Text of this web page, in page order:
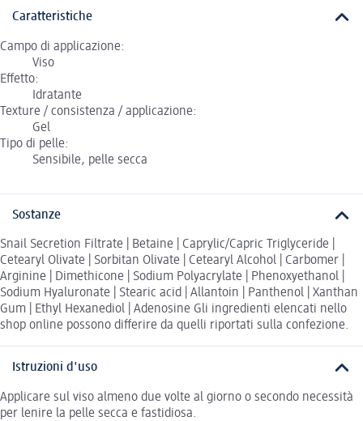
Caratteristiche
Campo di applicazione:
Viso
Effetto:
Idratante
Texture / consistenza / applicazione:
Gel
Tipo di pelle:
Sensibile, pelle secca
Sostanze
Snail Secretion Filtrate | Betaine | Caprylic/Capric Triglyceride |
Cetearyl Olivate | Sorbitan Olivate | Cetearyl Alcohol | Carbomer |
Arginine | Dimethicone | Sodium Polyacrylate | Phenoxyethanol |
Sodium Hyaluronate | Stearic acid | Allantoin | Panthenol | Xanthan
Gum | Ethyl Hexanediol | Adenosine Gli ingredienti elencati nello
shop online possono differire da quelli riportati sulla confezione.
Istruzioni d'uso
Applicare sul viso almeno due volte al giorno o secondo necessità
per lenire la pelle secca e fastidiosa.